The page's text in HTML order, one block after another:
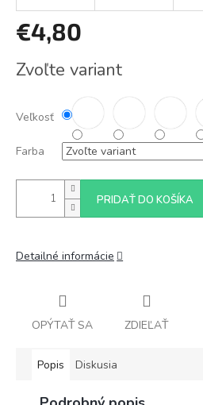
€4,80
cena:
Zvoľte variant
Veľkosť
Farba
PRIDAŤ DO KOŠÍKA
Detailné informácie
OPÝTAŤ SA ZDIEĽAŤ
Popis Diskusia